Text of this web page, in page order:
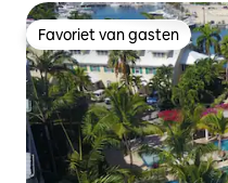
Favoriet van gasten
Favoriet van gasten